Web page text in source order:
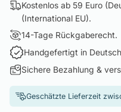
Kostenlos ab 59 Euro
(International EU).
14-Tage Rückgaberecht.
Handgefertigt in
Sichere Bezahlung &
Geschätzte Lieferzeit